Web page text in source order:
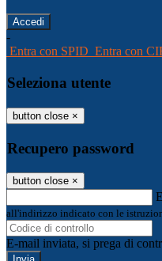
-
Entra con SPID Entra con
Seleziona utente
button close ×
Recupero password
button close ×
all'indirizzo indicato con le
E-mail inviata, si prega di